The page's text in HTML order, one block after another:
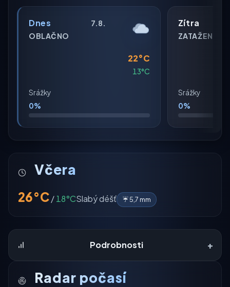
Dnes
7.8.
OBLAČNO
22°C
13°C
Srážky
0%
Zítra
ZATAŽENO
Srážky
0%
Včera
26°C/18°CSlabý déšť ☔ 5,7 mm
Podrobnosti +
Radar počasí